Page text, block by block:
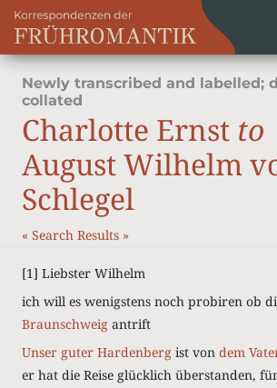
Newly transcribed and labelled;
collated
Charlotte Ernst to
August Wilhelm
Schlegel
« Search Results »
[1] Liebster Wilhelm
ich will es wenigstens noch probiren ob
Braunschweig antrift
Unser guter Hardenberg ist von dem
er hat die Reise glücklich überstanden,